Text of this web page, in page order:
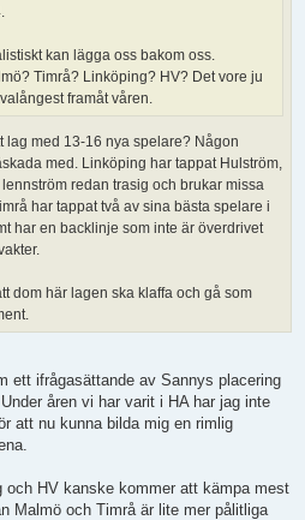
kan lägga oss bakom oss.
Timrå? Linköping? HV? Det vore ju
framåt våren.
lag med 13-16 nya spelare? Någon
med. Linköping har tappat Hulström,
redan trasig och brukar missa
har tappat två av sina bästa spelare i
har en backlinje som inte är överdrivet
dom här lagen ska klaffa och gå som
ett ifrågasättande av Sannys placering
åren vi har varit i HA har jag inte
att nu kunna bilda mig en rimlig
HV kanske kommer att kämpa mest
Malmö och Timrå är lite mer pålitliga